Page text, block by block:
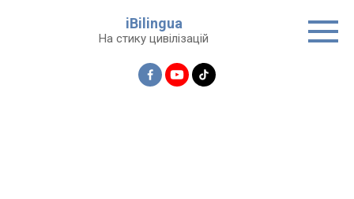
iBilingua
На стику цивілізацій